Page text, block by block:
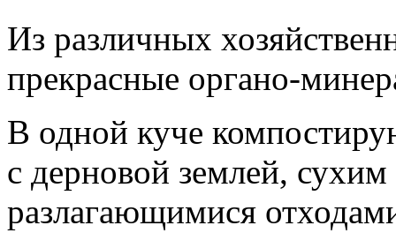
Из различных
прекрасные органо-
В одной куче
с дерновой землей,
разлагающимися